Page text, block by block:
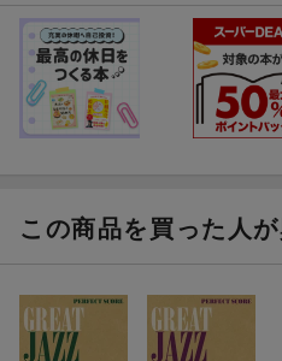
編成: ボーカル/フルート/エレ
カッション
難易度: 上級
編成: テナーサックス/ピアノ/ベー
グレード: 上級
[6] Walkin' / MILES DAVIS
編成: トランペット/テナーサック
[7] Dolphine Dance / HERBIE
グレード: 上級
[8] Spain / CHICK COREA AND
この商品を買った人